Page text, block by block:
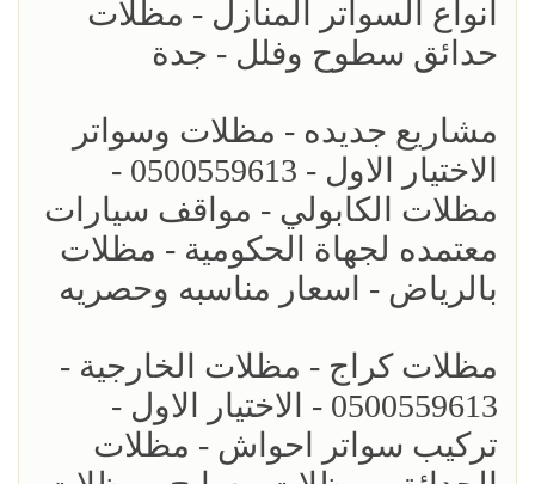
انواع السواتر المنازل - مظلات
حدائق سطوح وفلل - جدة
مشاريع جديده - مظلات وسواتر
الاختيار الاول - 0500559613 -
مظلات الكابولي - مواقف سيارات
معتمده لجهاة الحكومية - مظلات
بالرياض - اسعار مناسبه وحصريه
مظلات كراج - مظلات الخارجية -
0500559613 - الاختيار الاول -
تركيب سواتر احواش - مظلات